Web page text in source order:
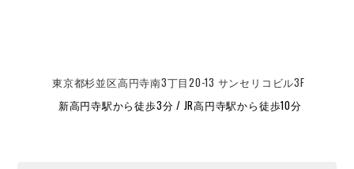
東京都杉並区高円寺南3丁目20-13 サンセリコビル3F
新高円寺駅から徒歩3分 / JR高円寺駅から徒歩10分